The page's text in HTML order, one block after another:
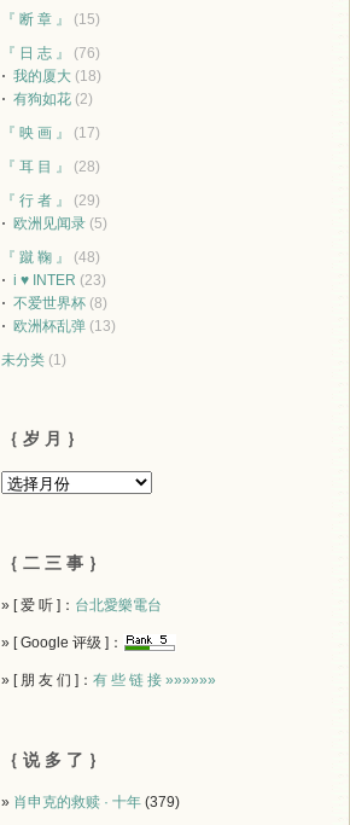
『 断 章 』
(15)
『 日 志 』
(76)
我的厦大 (18)
有狗如花 (2)
『 映 画 』
(17)
『 耳 目 』
(28)
『 行 者 』
(29)
欧洲见闻录 (5)
『 蹴 鞠 』
(48)
i ♥ INTER (23)
不爱世界杯 (8)
欧洲杯乱弹 (13)
未分类 (1)
｛ 岁 月 ｝
｛ 二 三 事 ｝
» [ 爱 听 ]： 台北愛樂電台
» [ Google 评级 ]：
» [ 朋 友 们 ]： 有 些 链 接 »»»»»»
｛ 说 多 了 ｝
» 肖申克的救赎 · 十年 (379)